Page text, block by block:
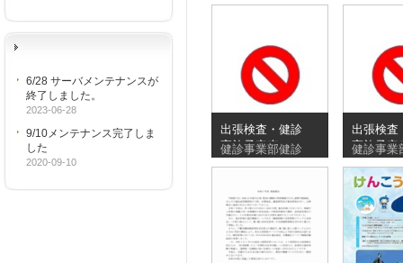
6/28 サーバメンテナンスが
終了しました。
2023-06-28
9/10メンテナンス完了しま
した
2020-09-10
出張検査・健診
実施予定表
_20260810_20260830
健診事業部健診
出張検査
実施予定
健診事業